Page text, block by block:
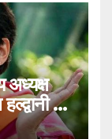
अध्यक्ष
में